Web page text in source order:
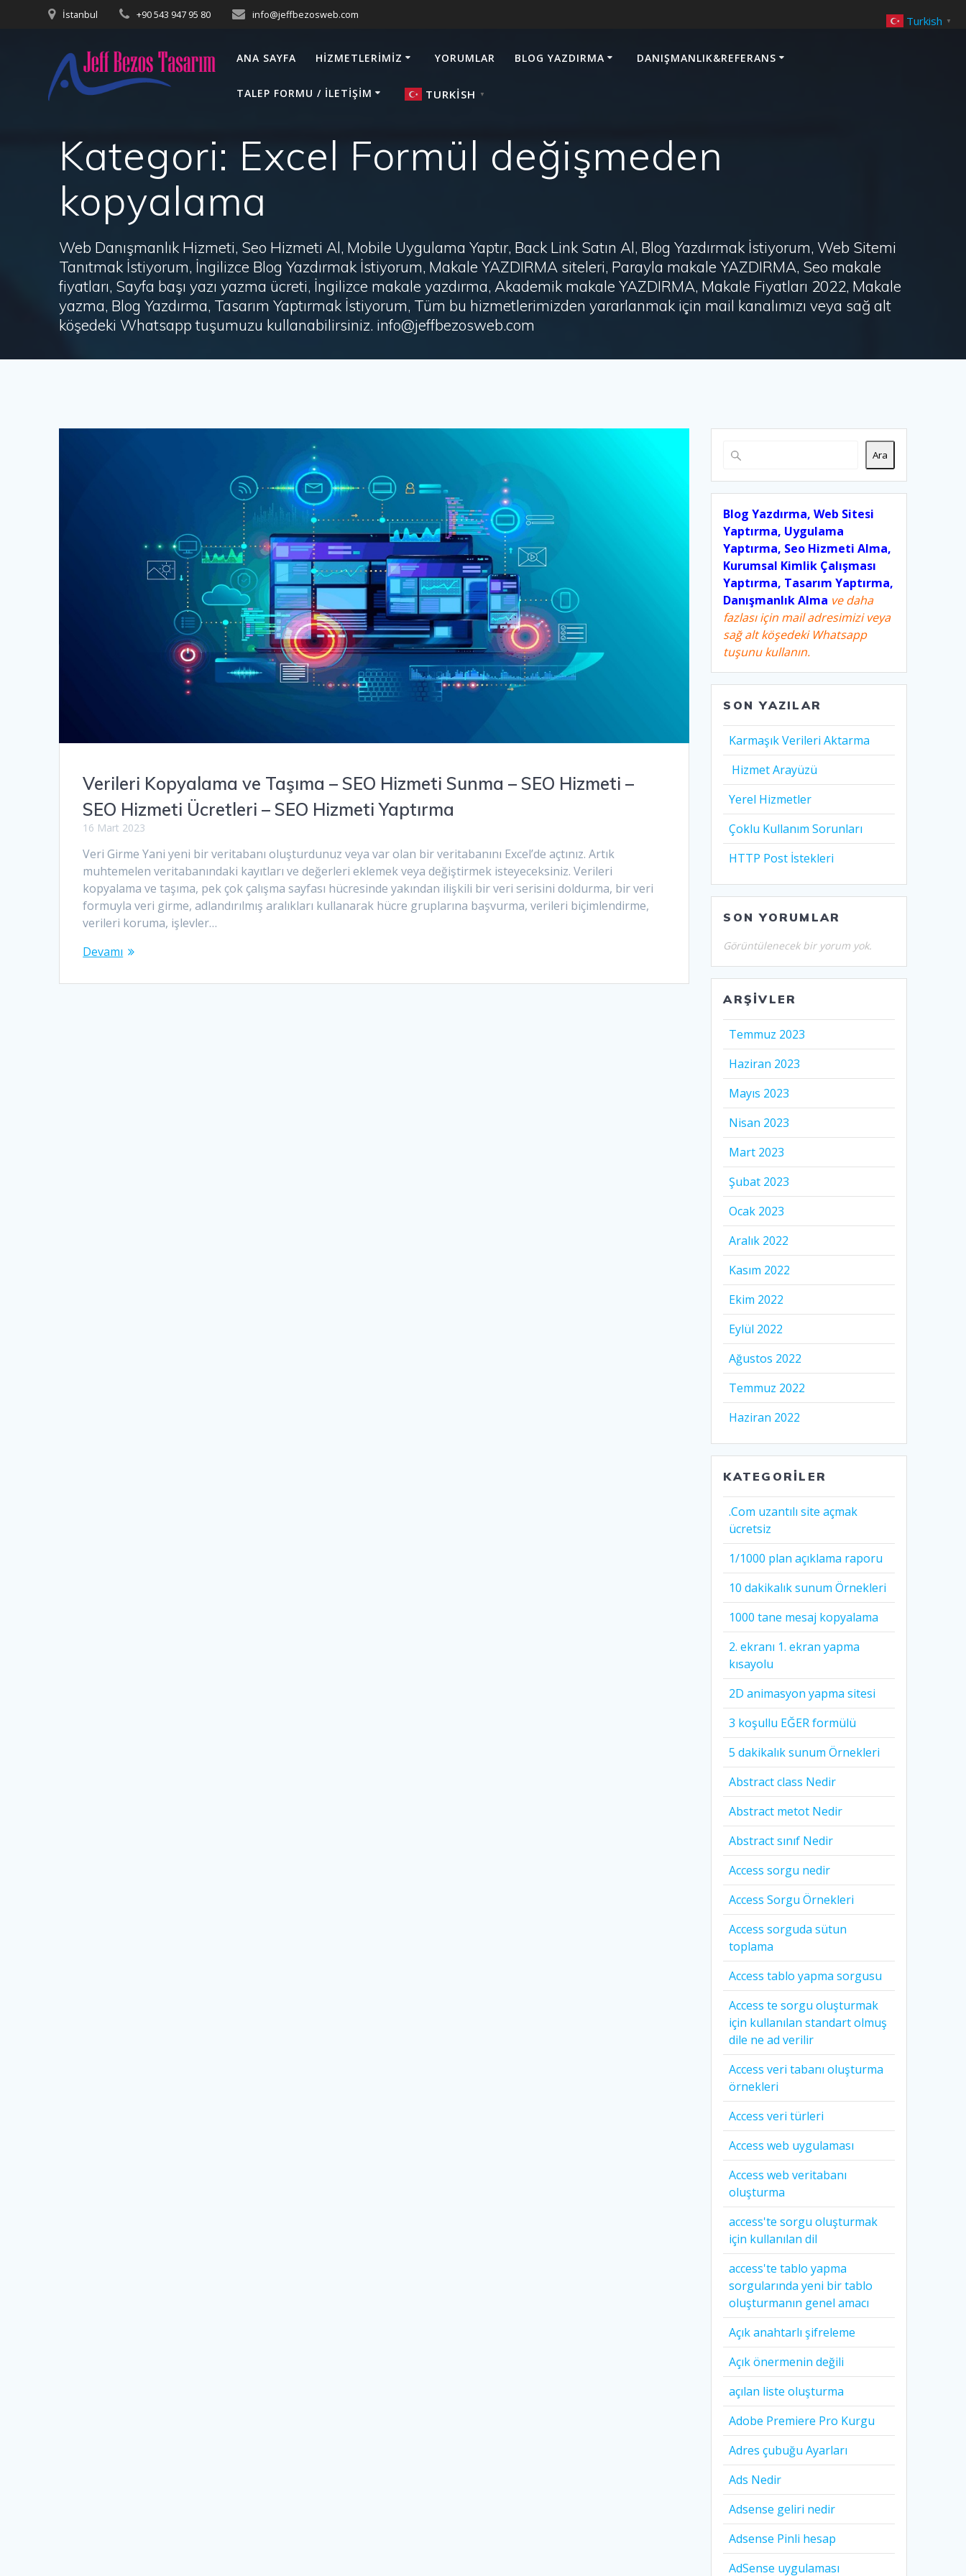
İstanbul +90 543 947 95 80 info@jeffbezosweb.com
ANA SAYFA HIZMETLERIMIZ YORUMLAR BLOG YAZDIRMA DANIŞMANLIK&REFERANS
TALEP FORMU / İLETIŞIM TURKISH ▼
Kategori: Excel Formül değişmeden
kopyalama
Web Danışmanlık Hizmeti, Seo Hizmeti Al, Mobile Uygulama Yaptır, Back Link Satın Al, Blog Yazdırmak İstiyorum, Web Sitemi
Tanıtmak İstiyorum, İngilizce Blog Yazdırmak İstiyorum, Makale YAZDIRMA siteleri, Parayla makale YAZDIRMA, Seo makale
fiyatları, Sayfa başı yazı yazma ücreti, İngilizce makale yazdırma, Akademik makale YAZDIRMA, Makale Fiyatları 2022, Makale
yazma, Blog Yazdırma, Tasarım Yaptırmak İstiyorum, Tüm bu hizmetlerimizden yararlanmak için mail kanalımızı veya sağ alt
köşedeki Whatsapp tuşumuzu kullanabilirsiniz. info@jeffbezosweb.com
Verileri Kopyalama ve Taşıma – SEO Hizmeti Sunma – SEO Hizmeti –
SEO Hizmeti Ücretleri – SEO Hizmeti Yaptırma
16 Mart 2023
Veri Girme Yani yeni bir veritabanı oluşturdunuz veya var olan bir veritabanını Excel’de açtınız. Artık
muhtemelen veritabanındaki kayıtları ve değerleri eklemek veya değiştirmek isteyeceksiniz. Verileri
kopyalama ve taşıma, pek çok çalışma sayfası hücresinde yakından ilişkili bir veri serisini doldurma, bir veri
formuyla veri girme, adlandırılmış aralıkları kullanarak hücre gruplarına başvurma, verileri biçimlendirme,
verileri koruma, işlevler…
Devamı
Ara
Blog Yazdırma, Web Sitesi
Yaptırma, Uygulama
Yaptırma, Seo Hizmeti Alma,
Kurumsal Kimlik Çalışması
Yaptırma, Tasarım Yaptırma,
Danışmanlık Alma ve daha
fazlası için mail adresimizi veya
sağ alt köşedeki Whatsapp
tuşunu kullanın.
SON YAZILAR
Karmaşık Verileri Aktarma
Hizmet Arayüzü
Yerel Hizmetler
Çoklu Kullanım Sorunları
HTTP Post İstekleri
SON YORUMLAR
Görüntülenecek bir yorum yok.
ARŞIVLER
Temmuz 2023
Haziran 2023
Mayıs 2023
Nisan 2023
Mart 2023
Şubat 2023
Ocak 2023
Aralık 2022
Kasım 2022
Ekim 2022
Eylül 2022
Ağustos 2022
Temmuz 2022
Haziran 2022
KATEGORILER
.Com uzantılı site açmak
ücretsiz
1/1000 plan açıklama raporu
10 dakikalık sunum Örnekleri
1000 tane mesaj kopyalama
2. ekranı 1. ekran yapma
kısayolu
2D animasyon yapma sitesi
3 koşullu EĞER formülü
5 dakikalık sunum Örnekleri
Abstract class Nedir
Abstract metot Nedir
Abstract sınıf Nedir
Access sorgu nedir
Access Sorgu Örnekleri
Access sorguda sütun
toplama
Access tablo yapma sorgusu
Access te sorgu oluşturmak
için kullanılan standart olmuş
dile ne ad verilir
Access veri tabanı oluşturma
örnekleri
Access veri türleri
Access web uygulaması
Access web veritabanı
oluşturma
access'te sorgu oluşturmak
için kullanılan dil
access'te tablo yapma
sorgularında yeni bir tablo
oluşturmanın genel amacı
Açık anahtarlı şifreleme
Açık önermenin değili
açılan liste oluşturma
Adobe Premiere Pro Kurgu
Adres çubuğu Ayarları
Ads Nedir
Adsense geliri nedir
Adsense Pinli hesap
AdSense uygulaması
Turkish ▼